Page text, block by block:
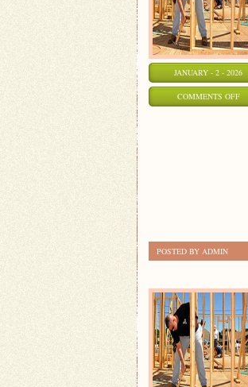
JANUARY - 2 - 2026
COMMENTS OFFON
POSTED BY ADMIN